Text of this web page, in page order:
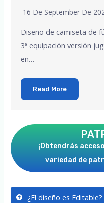
16 De September De
Diseño de camiseta de
3ª equipación versión
en…
Read More
¡Obtendrás
variedad de
¿El diseño es Editable?